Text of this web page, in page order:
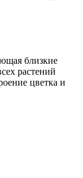
близкие
растений
цветка и